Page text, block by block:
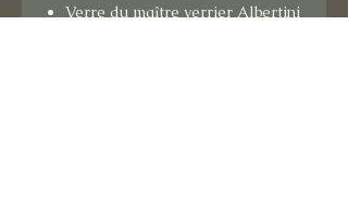
Verre du maître verrier Albertini